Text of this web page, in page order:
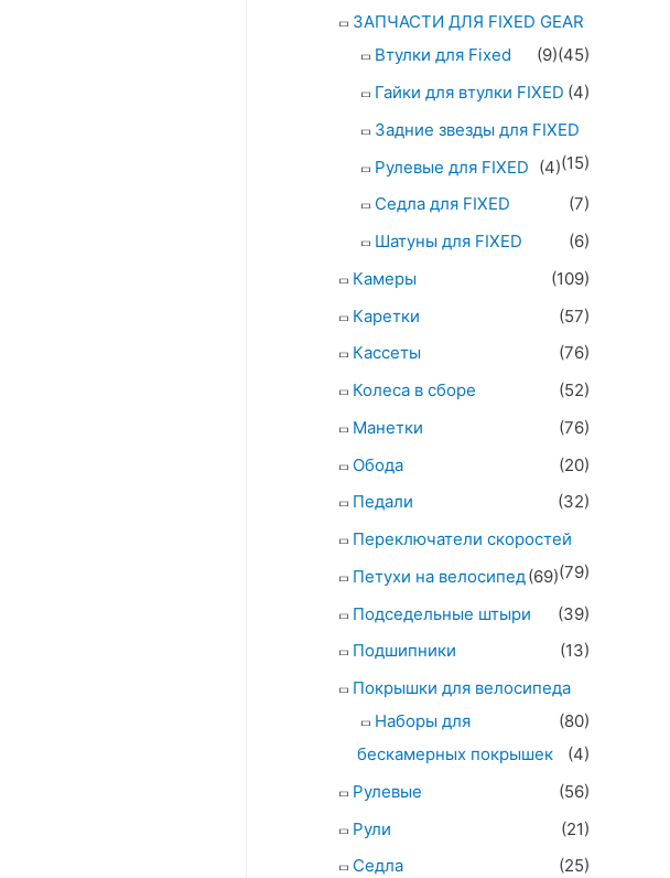
ЗАПЧАСТИ ДЛЯ FIXED GEAR
(45)
Втулки для Fixed
(9)
Гайки для втулки FIXED (4)
Задние звезды для FIXED
(15)
Рулевые для FIXED (4)
Седла для FIXED
(7)
Шатуны для FIXED
(6)
Камеры
(109)
Каретки
(57)
Кассеты
(76)
Колеса в сборе
(52)
Манетки
(76)
Обода
(20)
Педали
(32)
Переключатели скоростей
(79)
Петухи на велосипед(69)
Подседельные штыри
(39)
Подшипники
(13)
Покрышки для велосипеда
(80)
Наборы для
бескамерных покрышек
(4)
Рулевые
(56)
Рули
(21)
Седла
(25)